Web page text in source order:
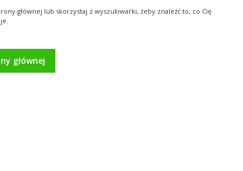
głównej lub skorzystaj z wyszukiwarki, żeby znaleźć to, co Cię
głównej